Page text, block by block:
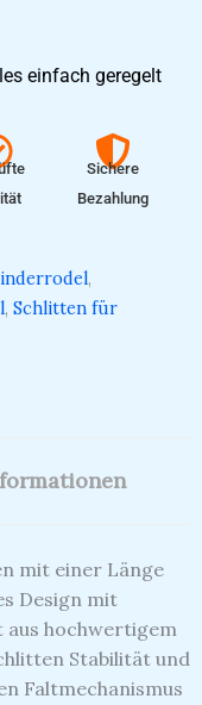
einfach geregelt
Sichere
Bezahlung
,
, Schlitten für
mit einer Länge
Design mit
aus hochwertigem
Stabilität und
Faltmechanismus